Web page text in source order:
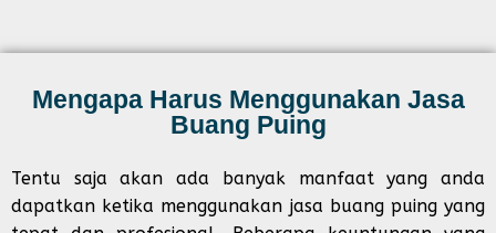
Mengapa Harus Menggunakan Jasa
Buang Puing
Tentu saja akan ada banyak manfaat yang anda
dapatkan ketika menggunakan jasa buang puing yang